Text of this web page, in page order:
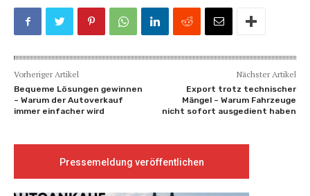
Vorheriger Artikel
Bequeme Lösungen gewinnen
– Warum der Autoverkauf
immer einfacher wird
Nächster Artikel
Export trotz technischer
Mängel – Warum Fahrzeuge
nicht sofort ausgedient haben
Pressemeldung veröffentlichen